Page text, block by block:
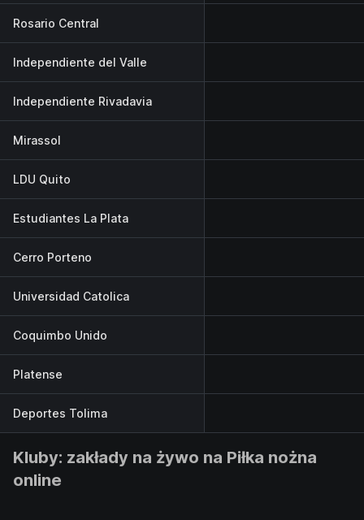
Rosario Central
Independiente del Valle
Independiente Rivadavia
Mirassol
LDU Quito
Estudiantes La Plata
Cerro Porteno
Universidad Catolica
Coquimbo Unido
Platense
Deportes Tolima
Kluby: zakłady na żywo na Piłka nożna
online